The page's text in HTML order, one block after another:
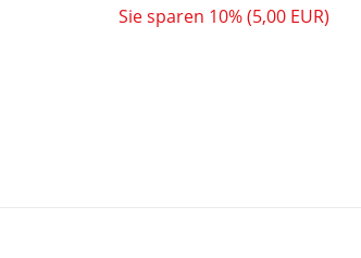
Sie sparen 10% (5,00 EUR)